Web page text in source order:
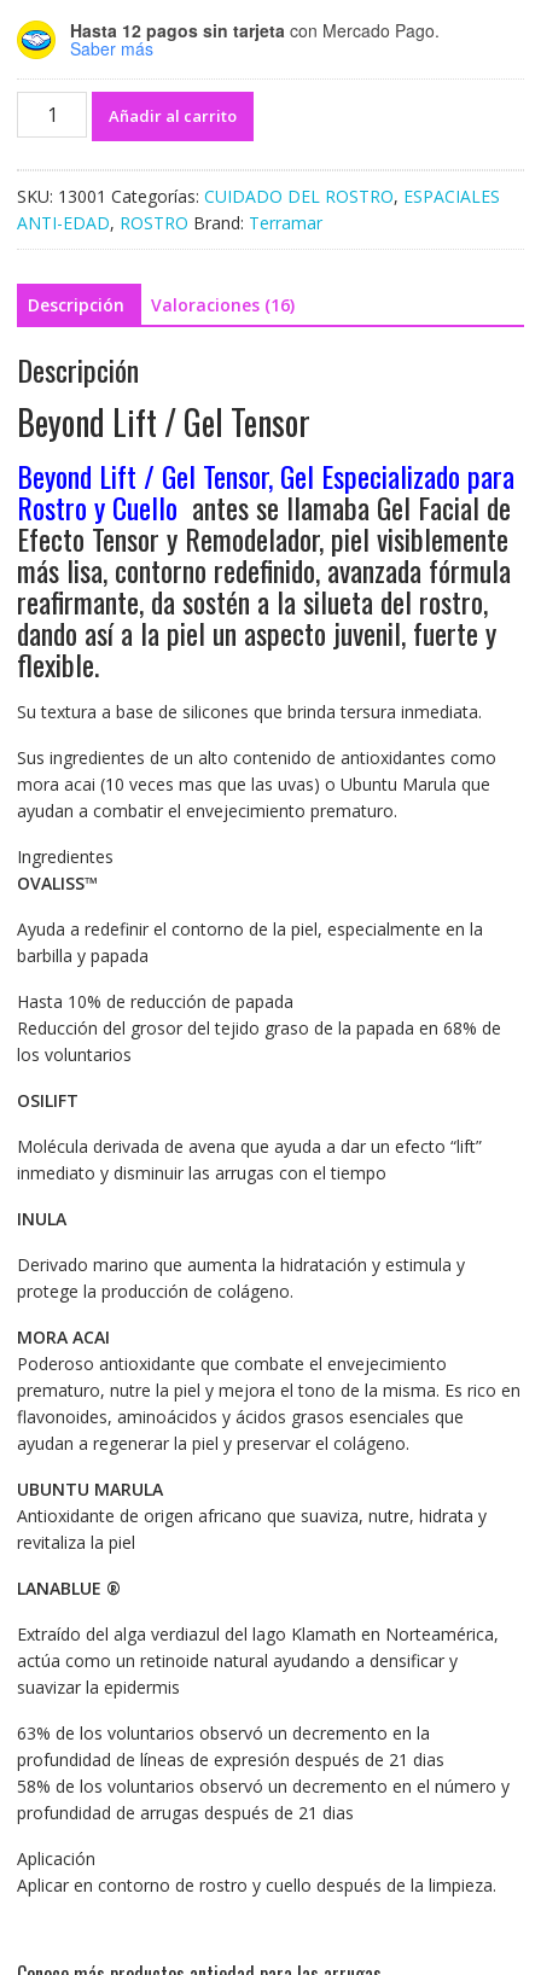
Hasta 12 pagos sin tarjeta con Mercado Pago.
Saber más
Añadir al carrito
SKU: 13001 Categorías: CUIDADO DEL ROSTRO, ESPACIALES
ANTI-EDAD, ROSTRO Brand: Terramar
Descripción Valoraciones (16)
Descripción
Beyond Lift / Gel Tensor
Beyond Lift / Gel Tensor, Gel Especializado para
Rostro y Cuello antes se llamaba Gel Facial de
Efecto Tensor y Remodelador, piel visiblemente
más lisa, contorno redefinido, avanzada fórmula
reafirmante, da sostén a la silueta del rostro,
dando así a la piel un aspecto juvenil, fuerte y
flexible.
Su textura a base de silicones que brinda tersura inmediata.
Sus ingredientes de un alto contenido de antioxidantes como
mora acai (10 veces mas que las uvas) o Ubuntu Marula que
ayudan a combatir el envejecimiento prematuro.
Ingredientes
OVALISS™
Ayuda a redefinir el contorno de la piel, especialmente en la
barbilla y papada
Hasta 10% de reducción de papada
Reducción del grosor del tejido graso de la papada en 68% de
los voluntarios
OSILIFT
Molécula derivada de avena que ayuda a dar un efecto “lift”
inmediato y disminuir las arrugas con el tiempo
INULA
Derivado marino que aumenta la hidratación y estimula y
protege la producción de colágeno.
MORA ACAI
Poderoso antioxidante que combate el envejecimiento
prematuro, nutre la piel y mejora el tono de la misma. Es rico en
flavonoides, aminoácidos y ácidos grasos esenciales que
ayudan a regenerar la piel y preservar el colágeno.
UBUNTU MARULA
Antioxidante de origen africano que suaviza, nutre, hidrata y
revitaliza la piel
LANABLUE ®
Extraído del alga verdiazul del lago Klamath en Norteamérica,
actúa como un retinoide natural ayudando a densificar y
suavizar la epidermis
63% de los voluntarios observó un decremento en la
profundidad de líneas de expresión después de 21 dias
58% de los voluntarios observó un decremento en el número y
profundidad de arrugas después de 21 dias
Aplicación
Aplicar en contorno de rostro y cuello después de la limpieza.